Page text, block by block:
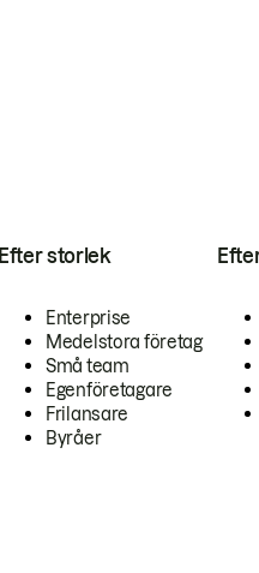
Efter storlek
Enterprise
Medelstora företag
Små team
Egenföretagare
Frilansare
Byråer